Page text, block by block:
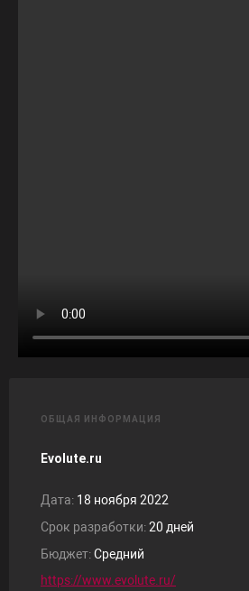
ОБЩАЯ ИНФОРМАЦИЯ
Evolute.ru
Дата: 18 ноября 2022
Срок разработки:20 дней
Бюджет:Средний
https://www.evolute.ru/